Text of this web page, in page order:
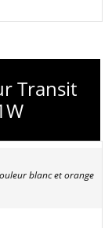
Transit
blanc et orange